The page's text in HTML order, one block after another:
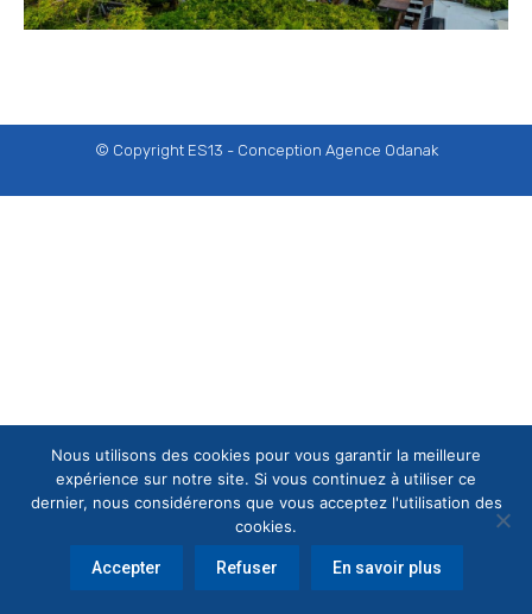
© Copyright ES13 - Conception Agence Odanak
Nous utilisons des cookies pour vous garantir la meilleure
expérience sur notre site. Si vous continuez à utiliser ce
dernier, nous considérerons que vous acceptez l'utilisation des
cookies.
Accepter Refuser En savoir plus